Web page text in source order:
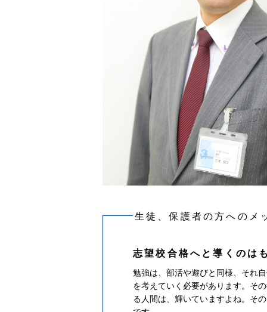
生徒、保護者の方へのメ
志望校合格へと導くのは
勉強は、部活や遊びと同様、それ
を考えていく必要があります。そ
る人間は、輝いていますよね。そ